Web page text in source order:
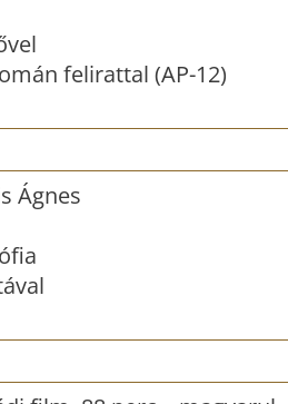
felirattal (AP-12)
Ágnes